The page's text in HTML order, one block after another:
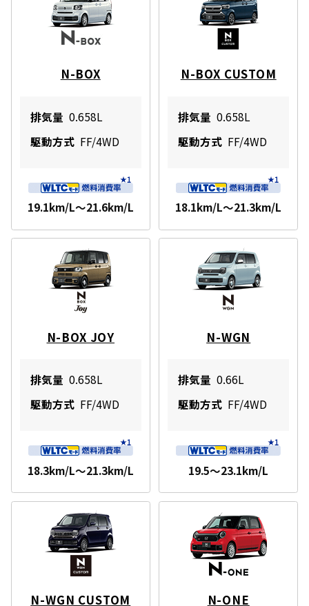
N-BOX
排気量 0.658L
駆動方式 FF/4WD
19.1km/L～21.6km/L
N-BOX CUSTOM
排気量 0.658L
駆動方式 FF/4WD
18.1km/L～21.3km/L
N-BOX JOY
排気量 0.658L
駆動方式 FF/4WD
18.3km/L～21.3km/L
N-WGN
排気量 0.66L
駆動方式 FF/4WD
19.5～23.1km/L
N-WGN CUSTOM N-ONE